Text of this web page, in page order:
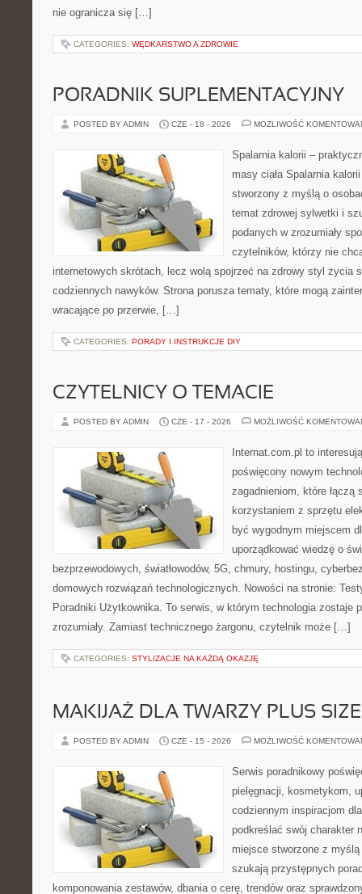
nie ogranicza się […]
CATEGORIES: WĘDKARSTWO A ZDROWIE
PORADNIK SUPLEMENTACYJNY
POSTED BY ADMIN CZE - 18 - 2026 MOŻLIWOŚĆ
Spalarnia kalorii –
masy ciała Spalarnia
stworzony z myślą o
temat zdrowej sylwetki i
podanych w zrozumiały
czytelników, którzy nie
internetowych skrótach, lecz wolą spojrzeć na zdrowy styl życia
codziennych nawyków. Strona porusza tematy, które mogą
wracające po przerwie, […]
CATEGORIES: PORADY I INSTRUKCJE DIY
CZYTELNICY O TEMACIE
POSTED BY ADMIN CZE - 17 - 2026 MOŻLIWOŚĆ
Internat.com.pl to
poświęcony nowym
zagadnieniom, które łączą
korzystaniem z sprzętu
być wygodnym miejscem
uporządkować wiedzę o
bezprzewodowych, światłowodów, 5G, chmury, hostingu,
domowych rozwiązań technologicznych. Nowości na stronie:
Poradniki Użytkownika. To serwis, w którym technologia zostaje
zrozumiały. Zamiast technicznego żargonu, czytelnik może […]
CATEGORIES: STYLIZACJE NA KAŻDĄ OKAZJĘ
MAKIJAŻ DLA TWARZY PLUS SIZE
POSTED BY ADMIN CZE - 15 - 2026 MOŻLIWOŚĆ
Serwis poradnikowy
pielęgnacji, kosmetykom,
codziennym inspiracjom
podkreślać swój charakter
miejsce stworzone z
szukają przystępnych
komponowania zestawów, dbania o cerę, trendów oraz